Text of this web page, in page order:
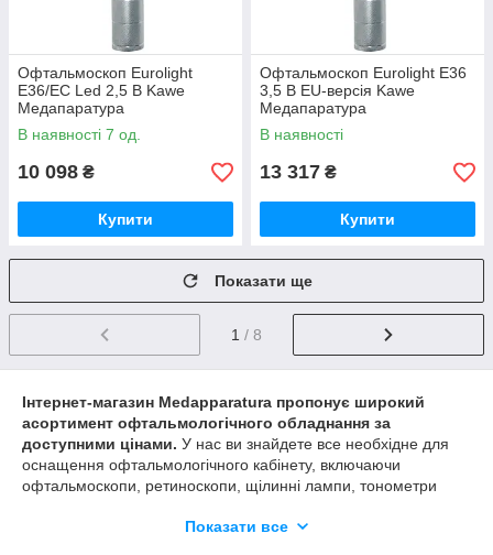
Офтальмоскоп Eurolight
E36/EC Led 2,5 В Kawe
Медапаратура
В наявності 7 од.
10 098 ₴
Купити
Офтальмоскоп Eurolight E36
3,5 В EU-версія Kawe
Медапаратура
В наявності
13 317 ₴
Купити
Показати ще
1 / 8
Інтернет-магазин Medapparatura пропонує широкий
асортимент офтальмологічного обладнання за
доступними цінами. У нас ви знайдете все необхідне для
оснащення офтальмологічного кабінету, включаючи
офтальмоскопи, ретиноскопи, щілинні лампи, тонометри
офтальмологічні пробні лінзи та оправи.
Показати все